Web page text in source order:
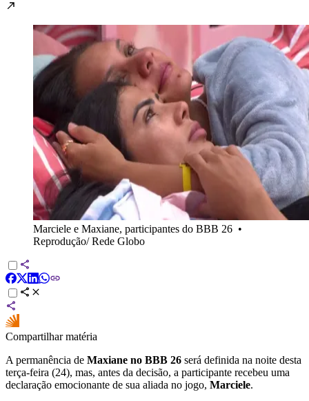
Marciele e Maxiane, participantes do BBB 26 •
Reprodução/ Rede Globo
Compartilhar matéria
A permanência de Maxiane no BBB 26 será definida na noite desta
terça-feira (24), mas, antes da decisão, a participante recebeu uma
declaração emocionante de sua aliada no jogo, Marciele.